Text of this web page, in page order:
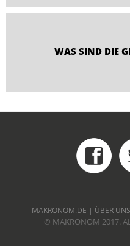
WAS SIND DIE
MAKRONOM.DE | ÜBER UNS
© MAKRONOM 2017.